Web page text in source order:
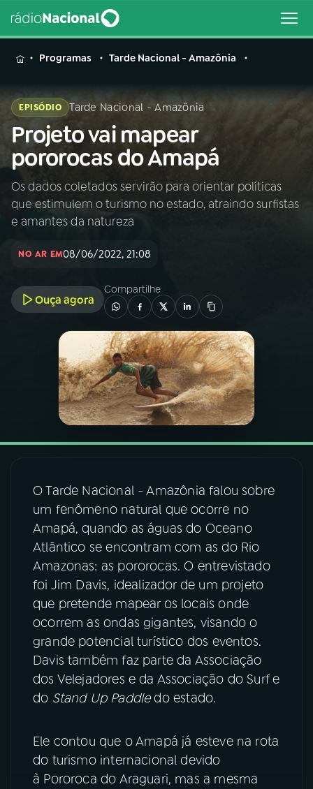
MENU
Buscar
na
Rádio
Nacional
Buscar
AO VIVO
01INÍCIO
02A RÁDIO
PROGRAMAÇÃO
PROGRAMAS
06 VIDEOCASTS
07ÚLTIMAS
FESTIVAL DE MÚSICA
ACOMPANHE A RÁDIO NACIONAL
Instagram X
Programas Tarde Nacional - Amazônia
EPISÓDIO Tarde Nacional - Amazônia
Projeto vai mapear
pororocas do Amapá
Os dados coletados servirão para orientar políticas
que estimulem o turismo no estado, atraindo surfistas
e amantes da natureza
NO AR EM08/06/2022, 21:08
Ouça agora
Compartilhe
OTarde Nacional - Amazônia falou sobre
um fenômeno natural que ocorre no
Amapá, quando as águas do Oceano
Atlântico se encontram com as do Rio
Amazonas: as pororocas. O entrevistado
foi Jim Davis, idealizador de um projeto
que pretende mapear os locais onde
ocorrem as ondas gigantes, visando o
grande potencial turístico dos eventos.
Davis também faz parte da Associação
dos Velejadores e da Associação do Surf e
do Stand Up Paddledo estado.
Ele contou que o Amapá já esteve na rota
do turismo internacional devido
à Pororoca do Araguari, mas a mesma